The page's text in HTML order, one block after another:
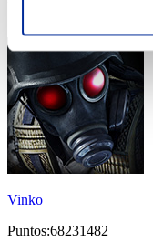
Vinko
Puntos:68231482